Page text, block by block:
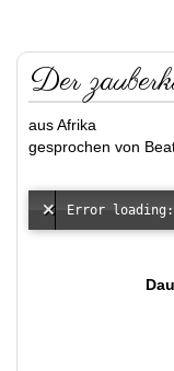
Der
aus Afrika
gesprochen von